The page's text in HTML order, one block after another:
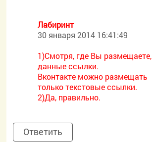
Лабиринт
30 января 2014 16:41:49
1)Смотря, где Вы размещаете,
данные ссылки.
Вконтакте можно размещать
только текстовые ссылки.
2)Да, правильно.
Ответить